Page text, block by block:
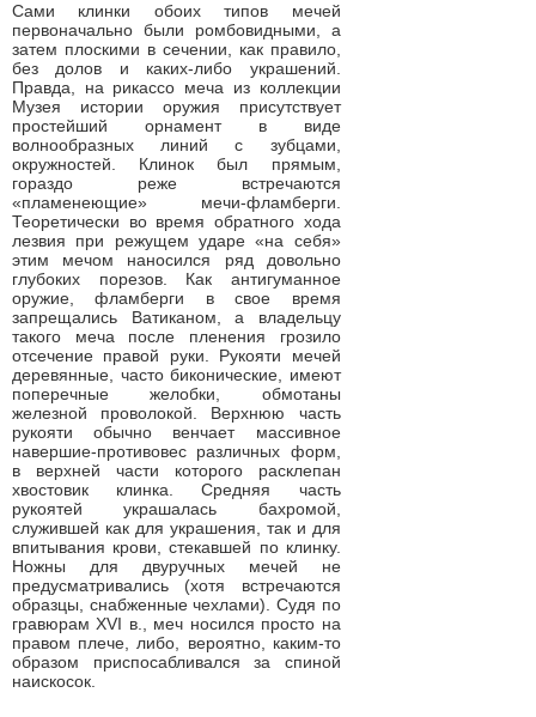
Сами клинки обоих типов мечей
первоначально были ромбовидными, а
затем плоскими в сечении, как правило,
без долов и каких-либо украшений.
Правда, на рикассо меча из коллекции
Музея истории оружия присутствует
простейший орнамент в виде
волнообразных линий с зубцами,
окружностей. Клинок был прямым,
гораздо реже встречаются
«пламенеющие» мечи-фламберги.
Теоретически во время обратного хода
лезвия при режущем ударе «на себя»
этим мечом наносился ряд довольно
глубоких порезов. Как антигуманное
оружие, фламберги в свое время
запрещались Ватиканом, а владельцу
такого меча после пленения грозило
отсечение правой руки. Рукояти мечей
деревянные, часто биконические, имеют
поперечные желобки, обмотаны
железной проволокой. Верхнюю часть
рукояти обычно венчает массивное
навершие-противовес различных форм,
в верхней части которого расклепан
хвостовик клинка. Средняя часть
рукоятей украшалась бахромой,
служившей как для украшения, так и для
впитывания крови, стекавшей по клинку.
Ножны для двуручных мечей не
предусматривались (хотя встречаются
образцы, снабженные чехлами). Судя по
гравюрам XVI в., меч носился просто на
правом плече, либо, вероятно, каким-то
образом приспосабливался за спиной
наискосок.